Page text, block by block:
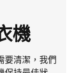
機
要清潔，我們